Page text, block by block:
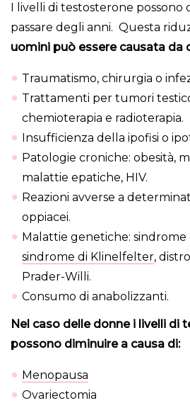
I livelli di testosterone possono
passare degli anni. Questa
uomini può essere causata da
Traumatismo, chirurgia o
Trattamenti per tumori
chemioterapia e radioterapia.
Insufficienza della ipofisi o
Patologie croniche: obesità,
malattie epatiche, HIV.
Reazioni avverse a
oppiacei.
Malattie genetiche: sindrome
sindrome di Klinelfelter,
Prader-Willi.
Consumo di anabolizzanti.
Nel caso delle donne i livelli di
possono diminuire a causa di:
Menopausa
Ovariectomia